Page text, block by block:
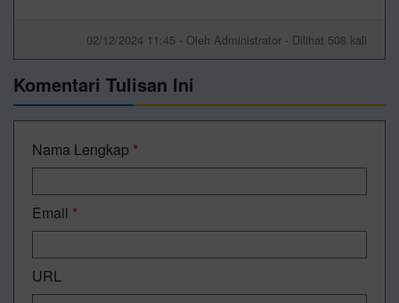
02/12/2024 11:45 - Oleh Administrator - Dilihat 508 kali
Komentari Tulisan Ini
Nama Lengkap *
Email *
URL